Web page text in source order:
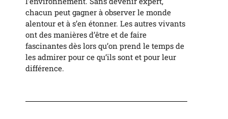
chacun peut gagner à observer le monde
alentour et à s’en étonner. Les autres vivants
ont des manières d’être et de faire
fascinantes dès lors qu’on prend le temps de
les admirer pour ce qu’ils sont et pour leur
différence.